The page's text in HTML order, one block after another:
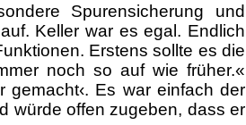
Spurensicherung und
Keller war es egal. Endlich
Erstens sollte es die
noch so auf wie früher.«
Es war einfach der
würde offen zugeben, dass er